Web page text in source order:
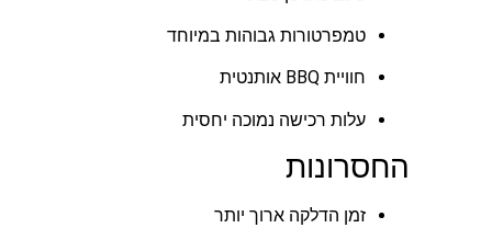
טמפרטורות גבוהות במיוחד
חוויית BBQ אותנטית
עלות רכישה נמוכה יחסית
החסרונות
זמן הדלקה ארוך יותר